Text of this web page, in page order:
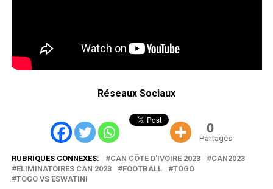
Réseaux Sociaux
0
Partages
RUBRIQUES CONNEXES: CAN CÔTE D'IVOIRE 2023
CAN2023
ELIMINATOIRES CAN 2023
FOOTBALL
TOGO
TOGO VS ESWATINI